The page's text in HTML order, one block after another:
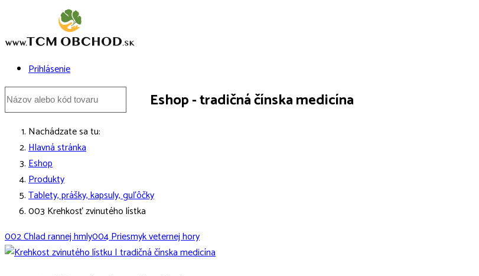
Prihlásenie
Eshop - tradičná čínska medicína
Nachádzate sa tu:
Hlavná stránka
Eshop
Produkty
Tablety, prášky, kapsuly, guľôčky
003 Krehkosť zvinutého lístka
002 Chlad rannej hmly004 Priesmyk veternej hory